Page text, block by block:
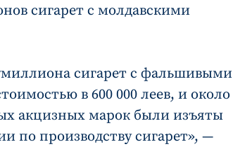
сигарет с молдавскими
сигарет с фальшивыми
в 600 000 леев, и около
акцизных марок были изъяты
по производству сигарет», —
+ Загрузить изображение